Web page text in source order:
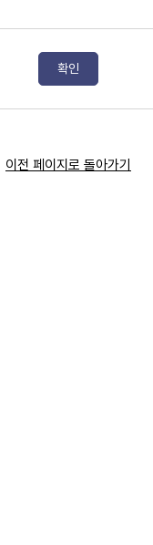
이전 페이지로 돌아가기